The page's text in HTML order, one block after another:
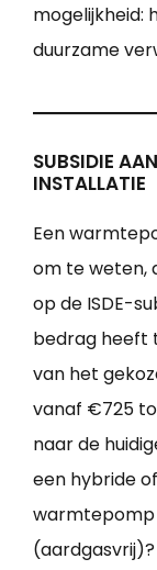
mogelijkheid:
duurzame
SUBSIDIE
INSTALLATIE
Een
om te weten,
op de ISDE-
bedrag heeft
van het
vanaf €725
naar de
een hybride
warmtepomp